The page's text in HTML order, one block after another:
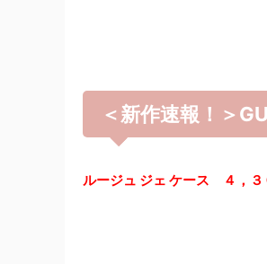
＜新作速報！＞
ルージュ ジェ ケース ４，３